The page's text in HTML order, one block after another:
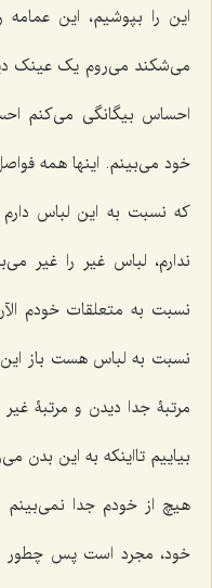
این را بپوشیم، این عمامه
مى‌شکند مى‌روم یک عینک
احساس بیگانگى مى‌کنم
خود مى‌بینم. اینها همه
که نسبت به این لباس
ندارم، لباس غیر را غیر
نسبت به متعلقات خودم
نسبت به لباس هست باز این
مرتبۀ جدا دیدن و مرتبۀ
بیاییم تااینکه به این بدن
هیچ از خودم جدا
خود، مجرد است پس چطور